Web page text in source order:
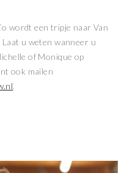
wordt een tripje naar Van
u weten wanneer u
of Monique op
ook mailen
.